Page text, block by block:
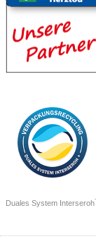
Duales System Interseroh